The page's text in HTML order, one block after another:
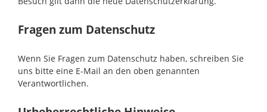
Fragen zum Datenschutz
Wenn Sie Fragen zum Datenschutz haben, schreiben Sie
uns bitte eine E-Mail an den oben genannten
Verantwortlichen.